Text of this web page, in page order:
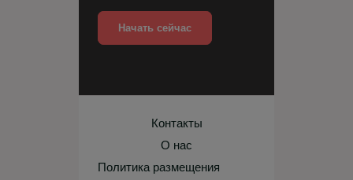
Начать сейчас
Контакты
О нас
Политика размещения